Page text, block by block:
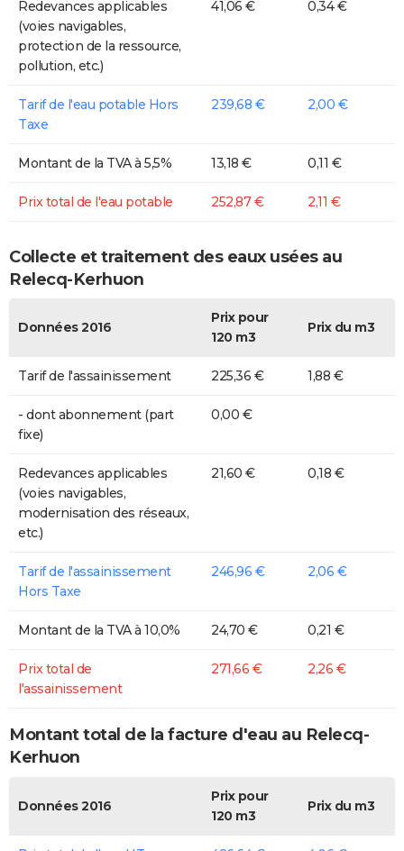
Redevances applicables
(voies navigables,
protection de la ressource,
pollution, etc.)
41,06 € 0,34 €
Tarif de l'eau potable Hors
Taxe
239,68 € 2,00 €
Montant de la TVA à 5,5% 13,18 € 0,11 €
Prix total de l'eau potable 252,87 € 2,11 €
Collecte et traitement des eaux usées au
Relecq-Kerhuon
Données 2016
Prix pour
120 m3
Prix du m3
Tarif de l'assainissement 225,36 € 1,88 €
- dont abonnement (part
fixe)
0,00 €
Redevances applicables
(voies navigables,
modernisation des réseaux,
etc.)
21,60 € 0,18 €
Tarif de l'assainissement
Hors Taxe
246,96 € 2,06 €
Montant de la TVA à 10,0% 24,70 € 0,21 €
Prix total de
l'assainissement
271,66 € 2,26 €
Montant total de la facture d'eau au Relecq-
Kerhuon
Données 2016
Prix pour
120 m3
Prix du m3